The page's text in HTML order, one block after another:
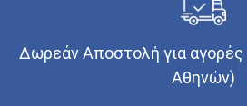
Δωρεάν Αποστολή για
Αθηνών)